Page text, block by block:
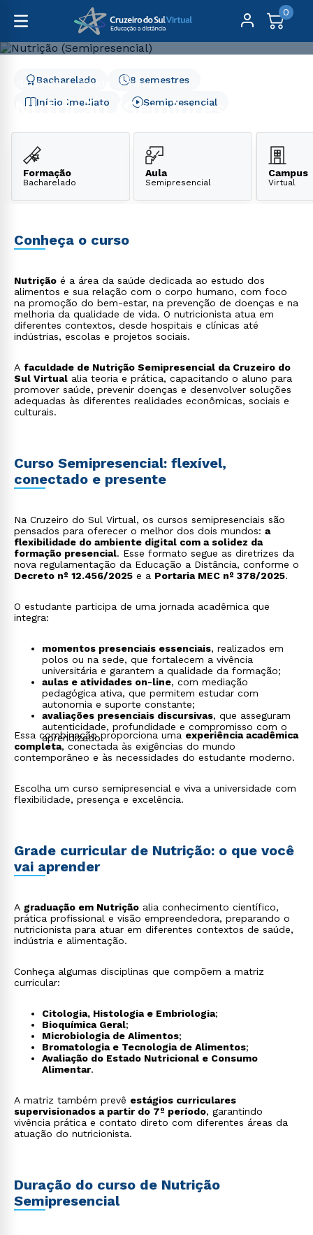
0
Graduação Saúde Nutrição (Semipresencial)
Nutrição (Semipresencial)
Início Imediato
8 semestres
Bacharelado
Semipresencial
Formação
Bacharelado
Aula
Semipresencial
Campus
Virtual
Conheça o curso
Nutrição é a área da saúde dedicada ao estudo dos
alimentos e sua relação com o corpo humano, com foco
na promoção do bem-estar, na prevenção de doenças e na
melhoria da qualidade de vida. O nutricionista atua em
diferentes contextos, desde hospitais e clínicas até
indústrias, escolas e projetos sociais.
A faculdade de Nutrição Semipresencial da Cruzeiro do
Sul Virtual alia teoria e prática, capacitando o aluno para
promover saúde, prevenir doenças e desenvolver soluções
adequadas às diferentes realidades econômicas, sociais e
culturais.
Curso Semipresencial: flexível,
conectado e presente
Na Cruzeiro do Sul Virtual, os cursos semipresenciais são
pensados para oferecer o melhor dos dois mundos: a
flexibilidade do ambiente digital com a solidez da
formação presencial. Esse formato segue as diretrizes da
nova regulamentação da Educação a Distância, conforme o
Decreto nº 12.456/2025 e a Portaria MEC nº 378/2025.
O estudante participa de uma jornada acadêmica que
integra:
momentos presenciais essenciais, realizados em
polos ou na sede, que fortalecem a vivência
universitária e garantem a qualidade da formação;
aulas e atividades on-line, com mediação
pedagógica ativa, que permitem estudar com
autonomia e suporte constante;
avaliações presenciais discursivas, que asseguram
autenticidade, profundidade e compromisso com o
aprendizado.
Essa combinação proporciona uma experiência acadêmica
completa, conectada às exigências do mundo
contemporâneo e às necessidades do estudante moderno.
Escolha um curso semipresencial e viva a universidade com
flexibilidade, presença e excelência.
Grade curricular de Nutrição: o que você
vai aprender
A graduação em Nutrição alia conhecimento científico,
prática profissional e visão empreendedora, preparando o
nutricionista para atuar em diferentes contextos de saúde,
indústria e alimentação.
Conheça algumas disciplinas que compõem a matriz
curricular:
Citologia, Histologia e Embriologia;
Bioquímica Geral;
Microbiologia de Alimentos;
Bromatologia e Tecnologia de Alimentos;
Avaliação do Estado Nutricional e Consumo
Alimentar.
A matriz também prevê estágios curriculares
supervisionados a partir do 7º período, garantindo
vivência prática e contato direto com diferentes áreas da
atuação do nutricionista.
Duração do curso de Nutrição
Semipresencial